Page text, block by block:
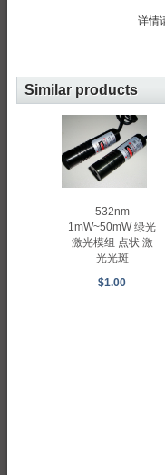
详情
Similar products
532nm
1mW~50mW 绿光
激光模组 点状 激
光光斑
$1.00